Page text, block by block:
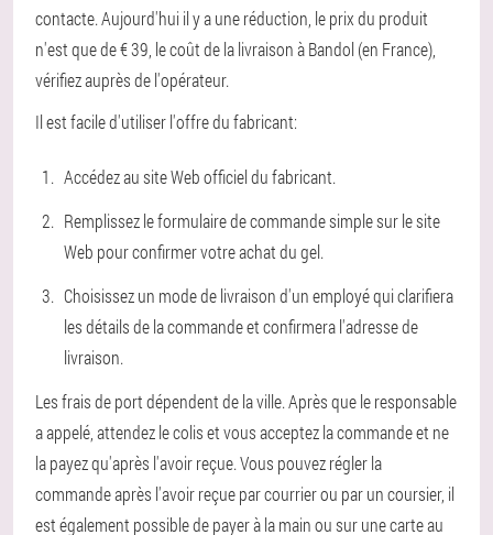
contacte. Aujourd'hui il y a une réduction, le prix du produit
n'est que de € 39, le coût de la livraison à Bandol (en France),
vérifiez auprès de l'opérateur.
Il est facile d'utiliser l'offre du fabricant:
Accédez au site Web officiel du fabricant.
Remplissez le formulaire de commande simple sur le site
Web pour confirmer votre achat du gel.
Choisissez un mode de livraison d'un employé qui clarifiera
les détails de la commande et confirmera l'adresse de
livraison.
Les frais de port dépendent de la ville. Après que le responsable
a appelé, attendez le colis et vous acceptez la commande et ne
la payez qu'après l'avoir reçue. Vous pouvez régler la
commande après l'avoir reçue par courrier ou par un coursier, il
est également possible de payer à la main ou sur une carte au